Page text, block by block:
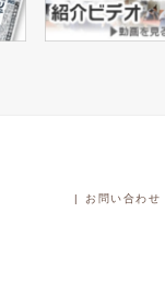
| お問い合わせ